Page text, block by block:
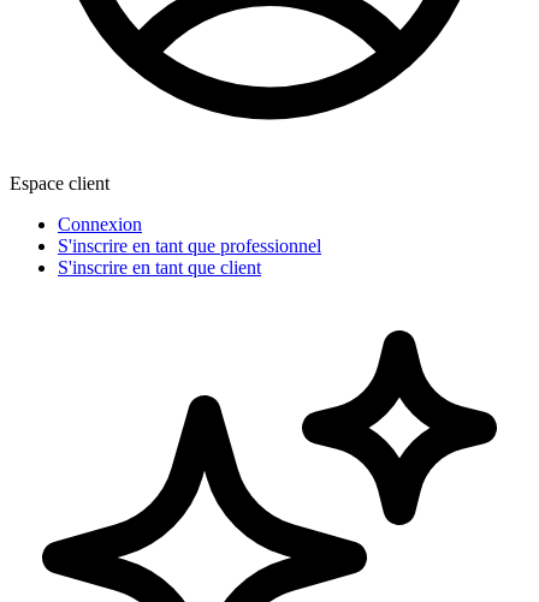
Espace client
Connexion
S'inscrire en tant que professionnel
S'inscrire en tant que client